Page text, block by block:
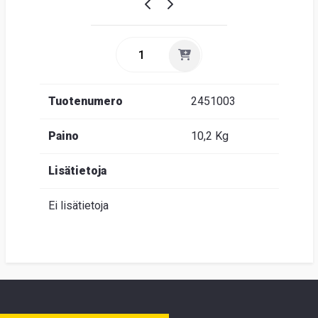
Tuotenumero 2451003
Paino 10,2 Kg
Lisätietoja
Ei lisätietoja